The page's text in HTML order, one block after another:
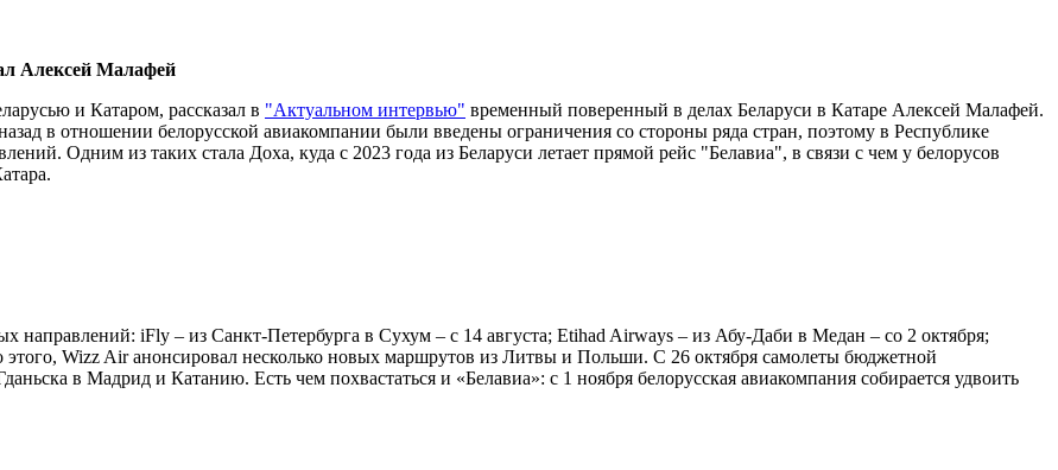
Алексей Малафей
и Катаром, рассказал в "Актуальном интервью" временный поверенный в делах Беларуси в Катаре Алексей Малафей.
в отношении белорусской авиакомпании были введены ограничения со стороны ряда стран, поэтому в Республике
Одним из таких стала Доха, куда с 2023 года из Беларуси летает прямой рейс "Белавиа", в связи с чем у белорусов
направлений: iFly – из Санкт-Петербурга в Сухум – с 14 августа; Etihad Airways – из Абу-Даби в Медан – со 2 октября;
Wizz Air анонсировал несколько новых маршрутов из Литвы и Польши. С 26 октября самолеты бюджетной
в Мадрид и Катанию. Есть чем похвастаться и «Белавиа»: с 1 ноября белорусская авиакомпания собирается удвоить